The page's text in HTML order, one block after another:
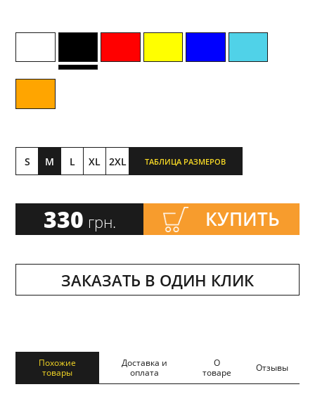
S M L XL 2XL ТАБЛИЦА РАЗМЕРОВ
330 грн. КУПИТЬ
ЗАКАЗАТЬ В ОДИН КЛИК
Похожие
товары
Доставка и
оплата
О
товаре
Отзывы